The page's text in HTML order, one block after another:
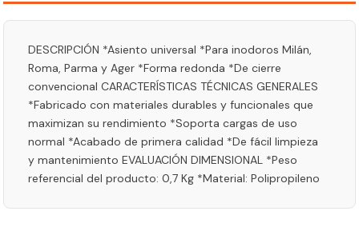
DESCRIPCIÓN *Asiento universal *Para inodoros Milán,
Roma, Parma y Ager *Forma redonda *De cierre
convencional CARACTERÍSTICAS TÉCNICAS GENERALES
*Fabricado con materiales durables y funcionales que
maximizan su rendimiento *Soporta cargas de uso
normal *Acabado de primera calidad *De fácil limpieza
y mantenimiento EVALUACIÓN DIMENSIONAL *Peso
referencial del producto: 0,7 Kg *Material: Polipropileno